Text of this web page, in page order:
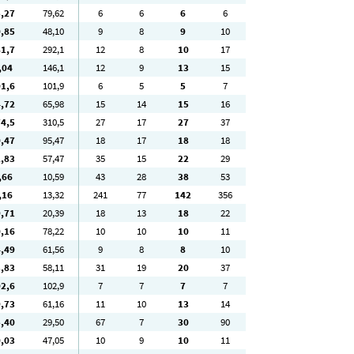
,27 79,62 6 6 6
6
,85 48,10 9 8 9
10
,7 292,1 12 8 10
17
146,1 12 9 13
15
,6 101,9 6 5 5
7
,72 65,98 15 14 15
16
,5 310,5 27 17 27
37
,47 95,47 18 17 18
18
,83 57,47 35 15 22
29
10,59 43 28 38
53
13,32 241 77 142
356
,71 20,39 18 13 18
22
,16 78,22 10 10 10
11
,49 61,56 9 8 8
10
,83 58,11 31 19 20
37
,6 102,9 7 7 7
7
,73 61,16 11 10 13
14
,40 29,50 67 7 30
90
,03 47,05 10 9 10
11